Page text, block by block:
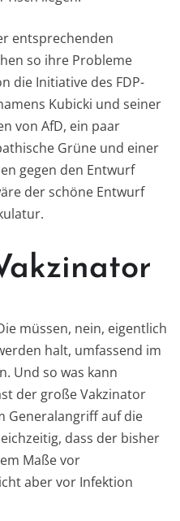
entsprechenden
so ihre Probleme
die Initiative des FDP-
Kubicki und seiner
von AfD, ein paar
Grüne und einer
gegen den Entwurf
der schöne Entwurf
müssen, nein, eigentlich
halt, umfassend im
Und so was kann
der große Vakzinator
Generalangriff auf die
dass der bisher
Maße vor
aber vor Infektion